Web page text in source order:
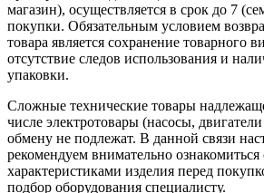
магазин), осуществляется в срок до 7
покупки. Обязательным условием
товара является сохранение товарного
отсутствие следов использования и
упаковки.
Сложные технические товары
числе электротовары (насосы,
обмену не подлежат. В данной связи
рекомендуем внимательно
характеристиками изделия перед
подбор оборудования специалисту.